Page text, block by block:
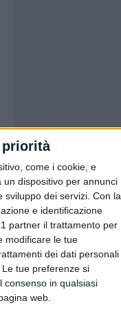
priorità
come i cookie, e
dispositivo per annunci
dei servizi. Con la
e identificazione
partner il trattamento per
modificare le tue
dei dati personali
tue preferenze si
consenso in qualsiasi
web.